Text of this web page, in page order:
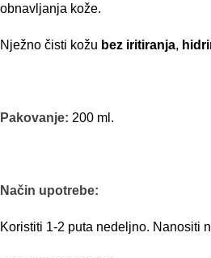
obnavljanja kože.
Nježno čisti kožu bez iritiranja,
Pakovanje: 200 ml.
Način upotrebe:
Koristiti 1-2 puta nedeljno. Nanositi